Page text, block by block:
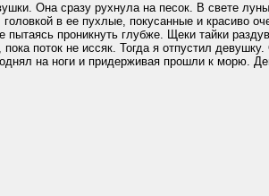
Она сразу рухнула на песок. В свете
в ее пухлые, покусанные и красиво
пытаясь проникнуть глубже. Щеки тайки
пока поток не иссяк. Тогда я отпустил
на ноги и придерживая прошли к морю.